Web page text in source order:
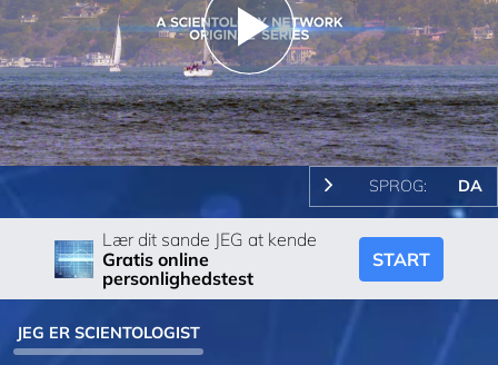
Play
Video
SPROG: DA
Lær dit sande JEG at kende
Gratis online
personlighedstest
START
JEG ER SCIENTOLOGIST